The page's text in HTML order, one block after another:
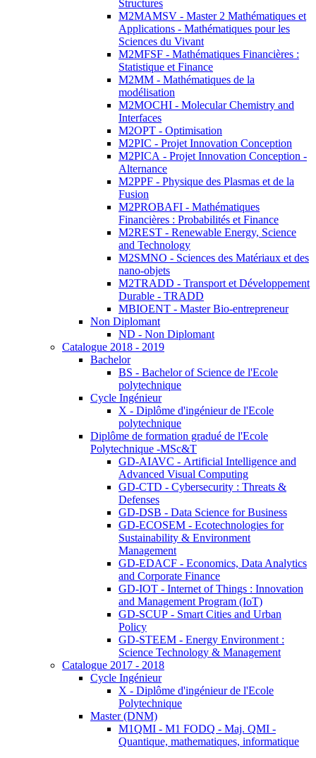
Structures
M2MAMSV - Master 2 Mathématiques et
Applications - Mathématiques pour les
Sciences du Vivant
M2MFSF - Mathématiques Financières :
Statistique et Finance
M2MM - Mathématiques de la
modélisation
M2MOCHI - Molecular Chemistry and
Interfaces
M2OPT - Optimisation
M2PIC - Projet Innovation Conception
M2PICA - Projet Innovation Conception -
Alternance
M2PPF - Physique des Plasmas et de la
Fusion
M2PROBAFI - Mathématiques
Financières : Probabilités et Finance
M2REST - Renewable Energy, Science
and Technology
M2SMNO - Sciences des Matériaux et des
nano-objets
M2TRADD - Transport et Développement
Durable - TRADD
MBIOENT - Master Bio-entrepreneur
Non Diplomant
ND - Non Diplomant
Catalogue 2018 - 2019
Bachelor
BS - Bachelor of Science de l'Ecole
polytechnique
Cycle Ingénieur
X - Diplôme d'ingénieur de l'Ecole
polytechnique
Diplôme de formation gradué de l'Ecole
Polytechnique -MSc&T
GD-AIAVC - Artificial Intelligence and
Advanced Visual Computing
GD-CTD - Cybersecurity : Threats &
Defenses
GD-DSB - Data Science for Business
GD-ECOSEM - Ecotechnologies for
Sustainability & Environment
Management
GD-EDACF - Economics, Data Analytics
and Corporate Finance
GD-IOT - Internet of Things : Innovation
and Management Program (IoT)
GD-SCUP - Smart Cities and Urban
Policy
GD-STEEM - Energy Environment :
Science Technology & Management
Catalogue 2017 - 2018
Cycle Ingénieur
X - Diplôme d'ingénieur de l'Ecole
Polytechnique
Master (DNM)
M1QMI - M1 FODQ - Maj. QMI -
Quantique, mathematiques, informatique